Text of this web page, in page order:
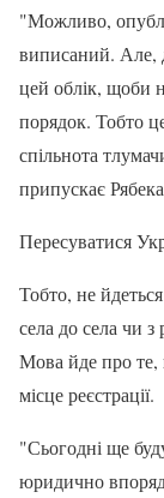
"Можливо,
виписаний. Але,
цей облік, щоби
порядок. Тобто
спільнота
припускає
Пересуватися
Тобто, не
села до села чи
Мова йде про те,
місце реєстрації.
"Сьогодні ще
юридично